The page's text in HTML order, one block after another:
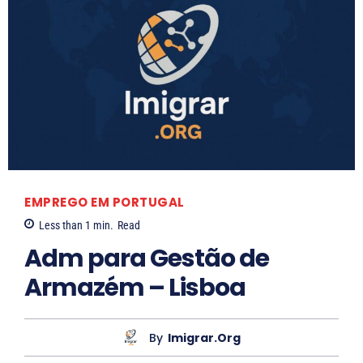
EMPREGO EM PORTUGAL
Less than 1 min. Read
Adm para Gestão de
Armazém – Lisboa
By Imigrar.org